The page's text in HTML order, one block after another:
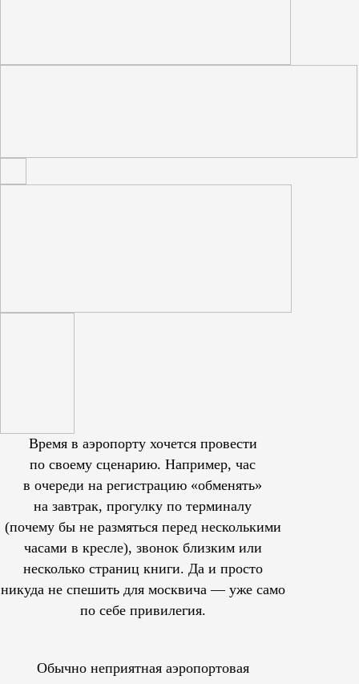
Время в аэропорту хочется провести
по своему сценарию. Например, час
в очереди на регистрацию «обменять»
на завтрак, прогулку по терминалу
(почему бы не размяться перед несколькими
часами в кресле), звонок близким или
несколько страниц книги. Да и просто
никуда не спешить для москвича — уже само
по себе привилегия.
Обычно неприятная аэропортовая